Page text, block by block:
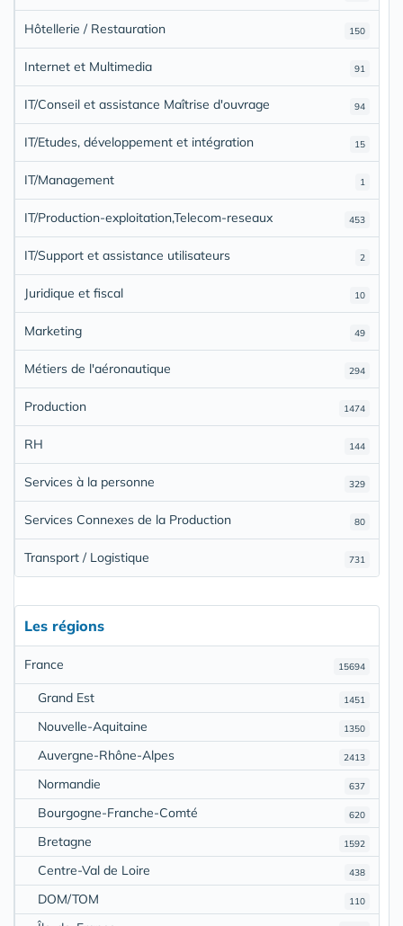
150
Hôtellerie / Restauration
91
Internet et Multimedia
94
IT/Conseil et assistance Maîtrise d'ouvrage
15
IT/Etudes, développement et intégration
1
IT/Management
453
IT/Production-exploitation,Telecom-reseaux
2
IT/Support et assistance utilisateurs
10
Juridique et fiscal
49
Marketing
294
Métiers de l'aéronautique
1474
Production
144
RH
329
Services à la personne
80
Services Connexes de la Production
731
Transport / Logistique
Les régions
15694
France
1451
Grand Est
1350
Nouvelle-Aquitaine
2413
Auvergne-Rhône-Alpes
637
Normandie
620
Bourgogne-Franche-Comté
1592
Bretagne
438
Centre-Val de Loire
110
DOM/TOM